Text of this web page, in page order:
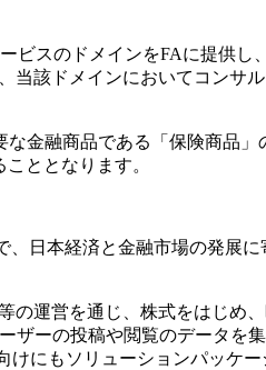
ビスのドメインをFAに提供し
当該ドメインにおいてコンサ
金融商品である「保険商品」
ととなります。
日本経済と金融市場の発展に
運営を通じ、株式をはじめ、
ザーの投稿や閲覧のデータを
にもソリューションパッケ